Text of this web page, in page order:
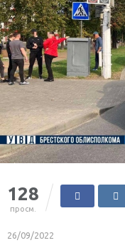
128
просм.
26/09/2022